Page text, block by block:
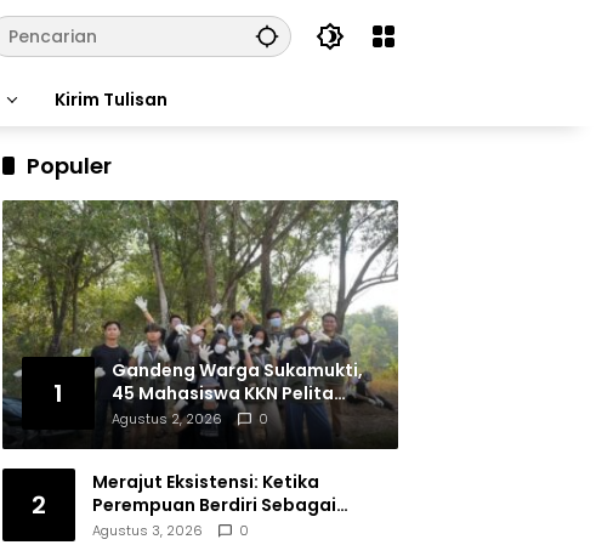
Kirim Tulisan
Populer
1
Gandeng Warga Sukamukti,
45 Mahasiswa KKN Pelita
Bangsa Bersihkan Drainase
Desa
Agustus 2, 2026 0
2
Merajut Eksistensi: Ketika
Perempuan Berdiri Sebagai
Subjek
Agustus 3, 2026 0